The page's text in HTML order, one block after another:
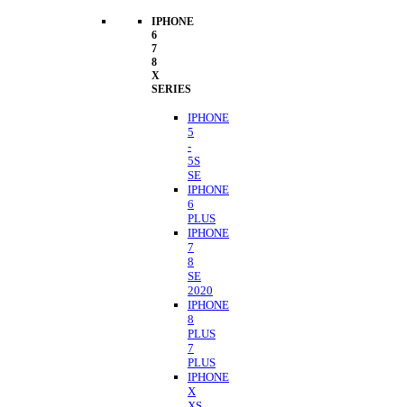
IPHONE
6
7
8
X
SERIES
IPHONE
5
-
5S
SE
IPHONE
6
PLUS
IPHONE
7
8
SE
2020
IPHONE
8
PLUS
7
PLUS
IPHONE
X